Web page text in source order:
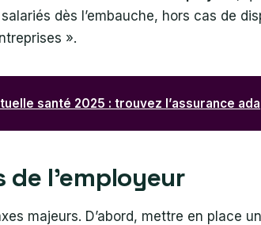
dès l’embauche, hors cas de
».
santé 2025 : trouvez l’assurance
l’employeur
majeurs. D’abord, mettre en place